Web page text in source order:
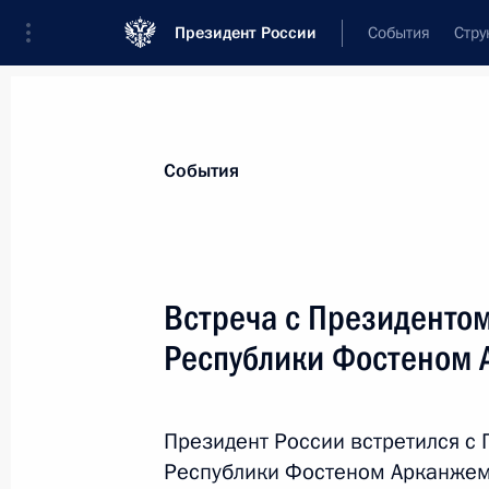
Президент России События
Российско-
5 марта 2026 года, 14:25
5 марта состоятся переговоры
События
Встреча с
Республики Фостеном
Президент России встретился
Республики Фостеном